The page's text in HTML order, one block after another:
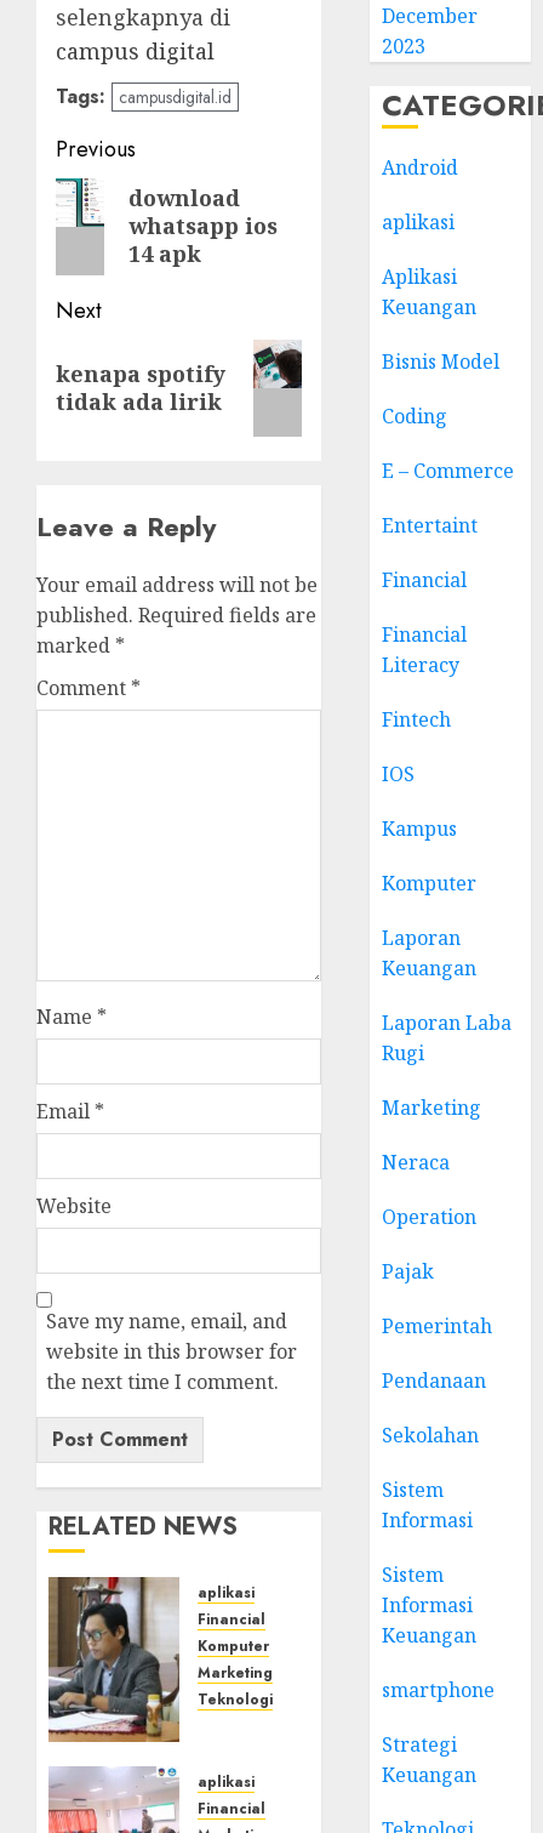
selengkapnya di
campus digital
Tags: campusdigital.id
Post
navigation
Previous
Previous
post:
download
whatsapp ios
14 apk
Next
post:
kenapa spotify
tidak ada lirik
Leave a Reply
Your email address will not be
published. Required fields are
marked *
Comment *
Name *
Email *
Website
Save my name, email, and
website in this browser for
the next time I comment.
RELATED NEWS
aplikasi
Financial
Komputer
Marketing
Teknologi
Marketing
Surabaya
aplikasi
Financial
December
2023
Android
aplikasi
Aplikasi
Keuangan
Bisnis Model
Coding
E – Commerce
Entertaint
Financial
Financial
Literacy
Fintech
IOS
Kampus
Komputer
Laporan
Keuangan
Laporan Laba
Rugi
Marketing
Neraca
Operation
Pajak
Pemerintah
Pendanaan
Sekolahan
Sistem
Informasi
Sistem
Informasi
Keuangan
smartphone
Strategi
Keuangan